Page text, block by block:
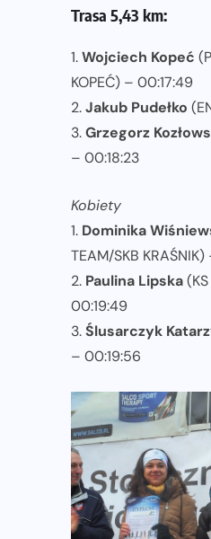
Trasa 5,43 km:
1.Wojciech Kopeć
KOPEĆ) – 00:17:49
2.Jakub Pudełko
3.Grzegorz
– 00:18:23
Kobiety
1. Dominika
TEAM/SKB
2. Paulina Lipska
00:19:49
3.Ślusarczyk
– 00:19:56